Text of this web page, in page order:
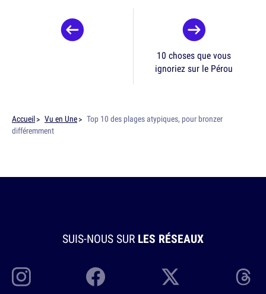
10 choses que vous
ignoriez sur le Pérou
Accueil Vu en Une
Top 10 des plages atypiques, pour bronzer
différemment
SUIS-NOUS SUR LES RÉSEAUX